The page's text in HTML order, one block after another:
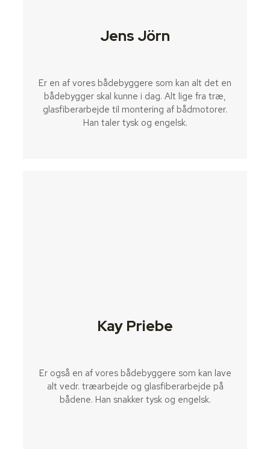
Jens Jörn
Er en af vores bådebyggere som kan alt det en
bådebygger skal kunne i dag. Alt lige fra træ,
glasfiberarbejde til montering af bådmotorer.
Han taler tysk og engelsk.
Kay Priebe
Er også en af vores bådebyggere som kan lave
alt vedr. træarbejde og glasfiberarbejde på
bådene. Han snakker tysk og engelsk.